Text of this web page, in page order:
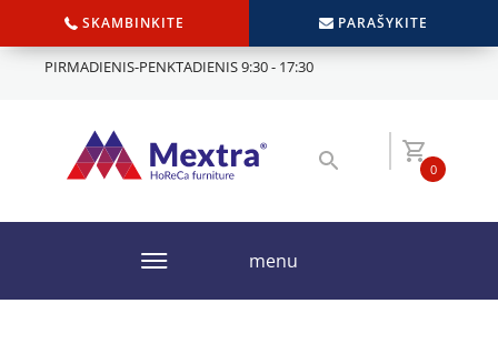
SKAMBINKITE PARAŠYKITE
PIRMADIENIS-PENKTADIENIS 9:30 - 17:30
0
menu